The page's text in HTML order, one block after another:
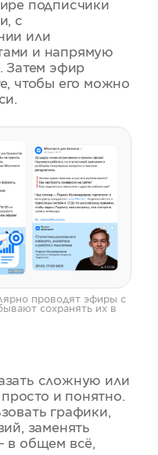
подписчики
с
или
и напрямую
Затем эфир
чтобы его можно
проводят эфиры с
сохранять их в
сложную или
и понятно.
графики,
заменять
в общем всё,